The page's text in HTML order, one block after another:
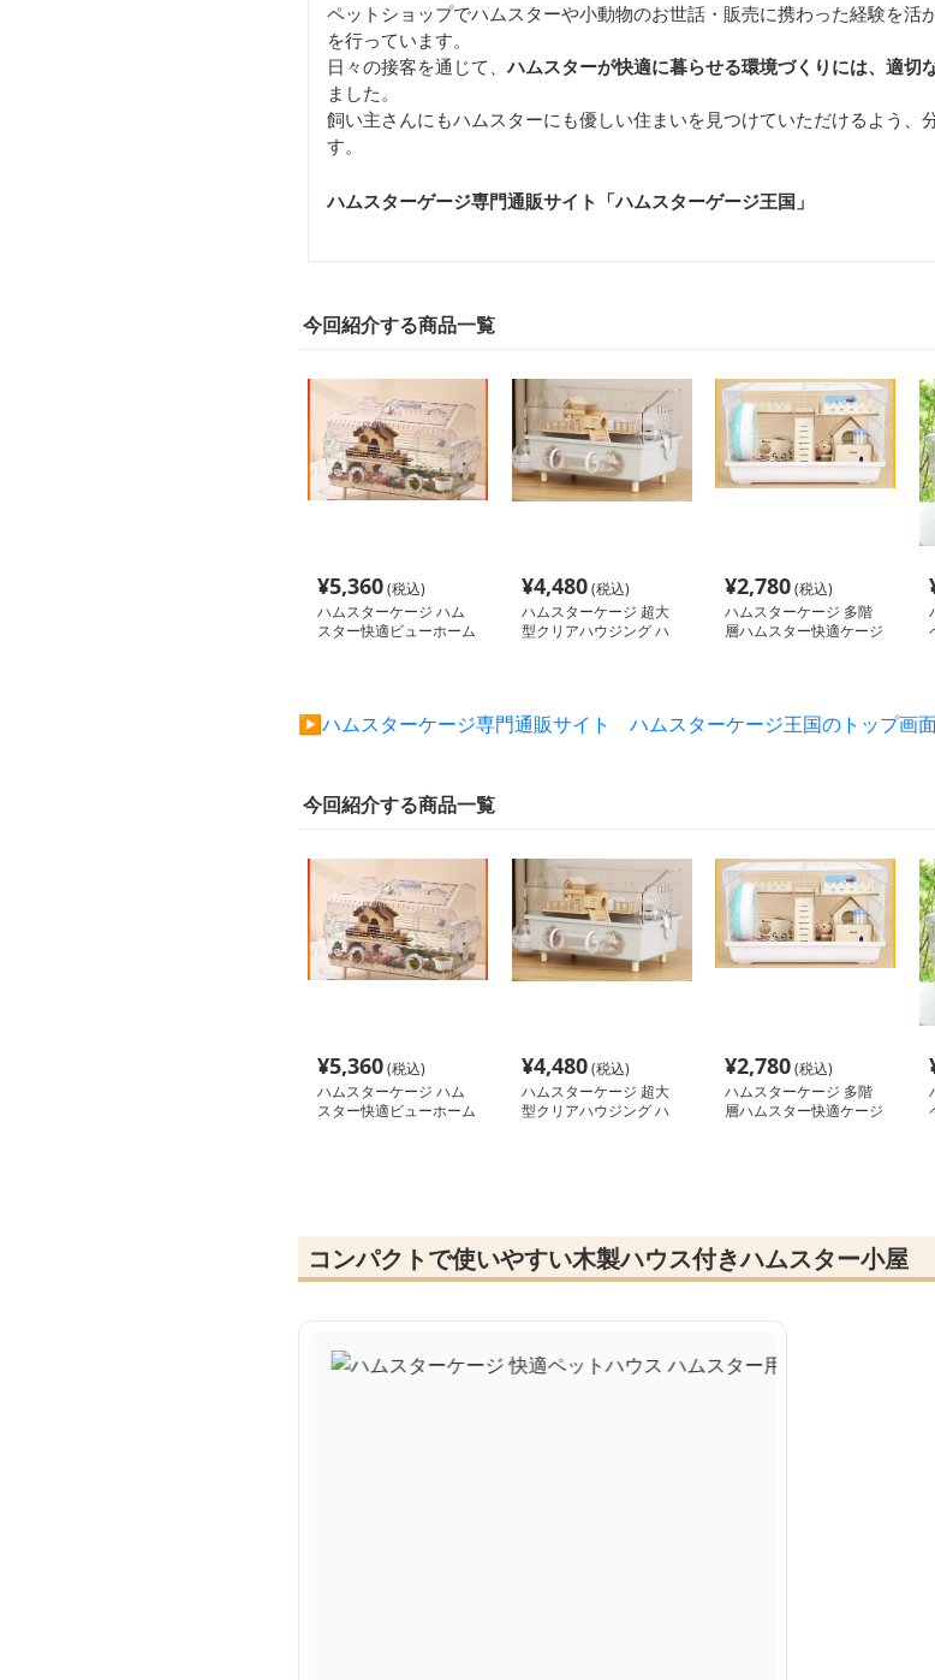
ペットショップでハムスターや小動物のお世話・販売に携わった経験を活
を行っています。
日々の接客を通じて、ハムスターが快適に暮らせる環境づくりには、適切
ました。
飼い主さんにもハムスターにも優しい住まいを見つけていただけるよう、
す。
ハムスターゲージ専門通販サイト「ハムスターゲージ王国」
今回紹介する商品一覧
¥5,360(税込)
ハムスターケージ ハム
スター快適ビューホーム
¥4,480(税込)
ハムスターケージ 超大
型クリアハウジング ハ
¥2,780(税込)
ハムスターケージ 多階
層ハムスター快適ケージ
▶︎ハムスターケージ専門通販サイト ハムスターケージ王国のトップ画
今回紹介する商品一覧
¥5,360(税込)
ハムスターケージ ハム
スター快適ビューホーム
¥4,480(税込)
ハムスターケージ 超大
型クリアハウジング ハ
¥2,780(税込)
ハムスターケージ 多階
層ハムスター快適ケージ
コンパクトで使いやすい木製ハウス付きハムスター小屋